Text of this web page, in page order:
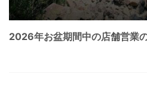
2026年お盆期間中の店舗営業